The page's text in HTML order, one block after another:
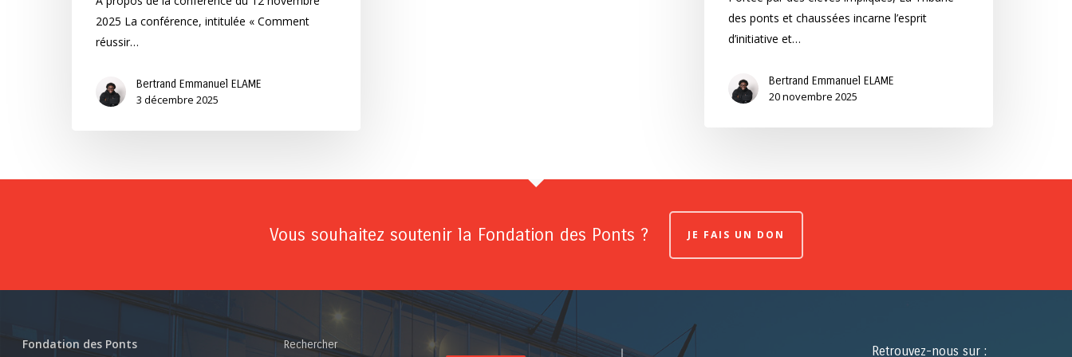
2025 La conférence, intitulée « Comment
réussir…
Bertrand Emmanuel ELAME
3 décembre 2025
des ponts et chaussées incarne l’esprit
d’initiative et…
Bertrand Emmanuel ELAME
20 novembre 2025
Vous souhaitez soutenir la Fondation des Ponts ? JE FAIS UN DON
Fondation des Ponts Rechercher Retrouvez-nous sur :